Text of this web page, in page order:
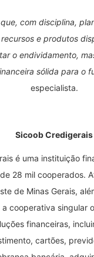
com disciplina,
e produtos
o endividamento,
sólida para o
especialista.
Sicoob Credigerais
é uma instituição
28 mil cooperados.
de Minas Gerais,
a cooperativa singular
financeiras,
cartões,